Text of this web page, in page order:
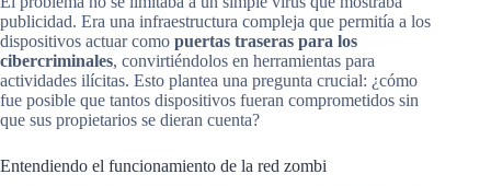
publicidad. Era una infraestructura compleja que permitía a los
dispositivos actuar como puertas traseras para los
cibercriminales, convirtiéndolos en herramientas para
actividades ilícitas. Esto plantea una pregunta crucial: ¿cómo
fue posible que tantos dispositivos fueran comprometidos sin
que sus propietarios se dieran cuenta?
Entendiendo el funcionamiento de la red zombi